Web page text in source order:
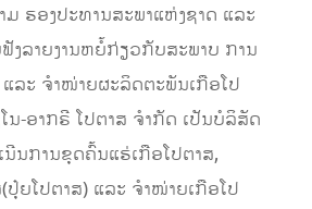
ຮອງປະທານສະພາແຫ່ງຊາດ ແລະ
ງລາຍງານຫຍໍ້ກ່ຽວກັບສະພາບ ການ
ລະ ຈໍາໜ່າຍຜະລິດຕະພັນເກືອໂປ
ນ-ອາກຣີ ໂປຕາສ ຈໍາກັດ ເປັນບໍລິສັດ
ນການຂຸດຄົ້ນແຮ່ເກືອໂປຕາສ,
ປຸ໋ຍໂປຕາສ) ແລະ ຈໍາໜ່າຍເກືອໂປ